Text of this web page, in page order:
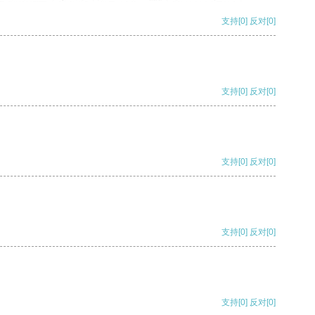
支持[0] 反对[0]
支持[0] 反对[0]
支持[0] 反对[0]
支持[0] 反对[0]
支持[0] 反对[0]